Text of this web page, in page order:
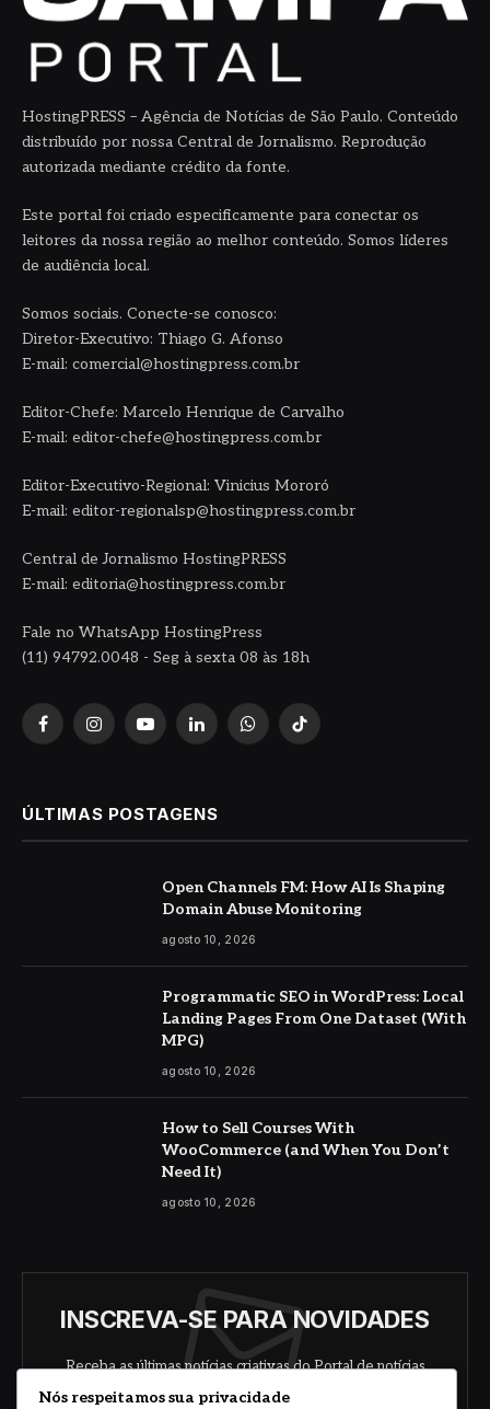
HostingPRESS – Agência de Notícias de São Paulo. Conteúdo
distribuído por nossa Central de Jornalismo. Reprodução
autorizada mediante crédito da fonte.
Este portal foi criado especificamente para conectar os
leitores da nossa região ao melhor conteúdo. Somos líderes
de audiência local.
Somos sociais. Conecte-se conosco:
Diretor-Executivo: Thiago G. Afonso
E-mail: comercial@hostingpress.com.br
Editor-Chefe: Marcelo Henrique de Carvalho
E-mail: editor-chefe@hostingpress.com.br
Editor-Executivo-Regional: Vinicius Mororó
E-mail: editor-regionalsp@hostingpress.com.br
Central de Jornalismo HostingPRESS
E-mail: editoria@hostingpress.com.br
Fale no WhatsApp HostingPress
(11) 94792.0048 - Seg à sexta 08 às 18h
FacebookInstagramYouTubeLinkedInWhatsAppTikTok
ÚLTIMAS POSTAGENS
Open Channels FM: How AI Is Shaping
Domain Abuse Monitoring
agosto 10, 2026
Programmatic SEO in WordPress: Local
Landing Pages From One Dataset (With
MPG)
agosto 10, 2026
How to Sell Courses With
WooCommerce (and When You Don’t
Need It)
agosto 10, 2026
INSCREVA-SE PARA NOVIDADES
Receba as últimas notícias criativas do Portal de notícias
sobre arte, design e negócios.
Nós respeitamos sua privacidade